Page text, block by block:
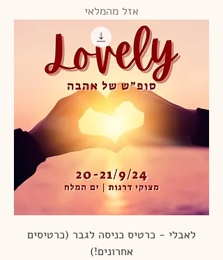
אזל מהמלאי
לאבלי - כרטיס כניסה לגבר (כרטיסים
אחרונים!)